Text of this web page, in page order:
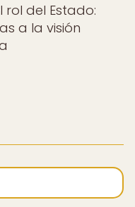
del Estado:
a la visión